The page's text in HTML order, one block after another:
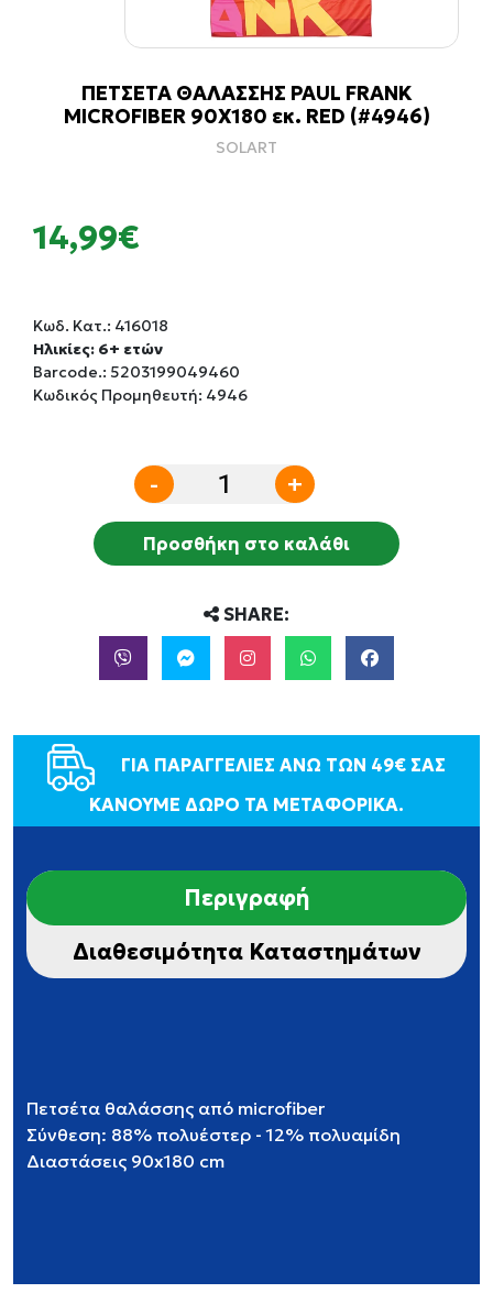
ΠΕΤΣΕΤΑ ΘΑΛΑΣΣΗΣ PAUL FRANK
MICROFIBER 90X180 εκ. RED (#4946)
SOLART
14,99€
Κωδ. Κατ.: 416018
Ηλικίες: 6+ ετών
Barcode.: 5203199049460
Κωδικός Προμηθευτή: 4946
- +
Προσθήκη στο καλάθι
SHARE:
ΓΙΑ ΠΑΡΑΓΓΕΛΙΕΣ ΑΝΩ ΤΩΝ 49€ ΣΑΣ
ΚΑΝΟΥΜΕ ΔΩΡΟ ΤΑ ΜΕΤΑΦΟΡΙΚΑ.
Περιγραφή
Διαθεσιμότητα Καταστημάτων
Πετσέτα θαλάσσης από microfiber
Σύνθεση: 88% πολυέστερ - 12% πολυαμίδη
Διαστάσεις 90x180 cm